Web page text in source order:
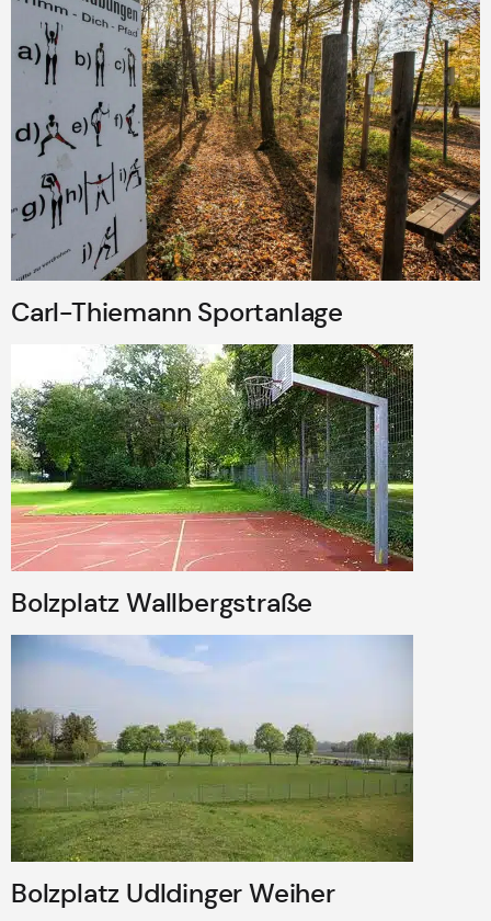
Carl-Thie­mann Sport­an­la­ge
Bolzplatz Wallbergstraße
Bolzplatz Udldinger Weiher